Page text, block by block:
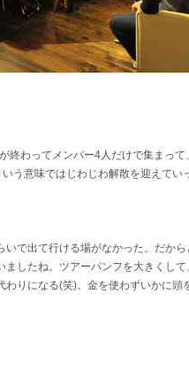
終わってメンバー4人だけで集まっ
う意味ではじわじわ解散を迎えてい
いで出て行ける場がなかった。だから
したね。ツアーパンフを大きくし
りになる(笑)。金を使わずいかに頭